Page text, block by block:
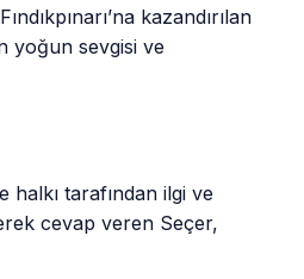
kazandırılan
yoğun sevgisi ve
tarafından ilgi ve
cevap veren Seçer,